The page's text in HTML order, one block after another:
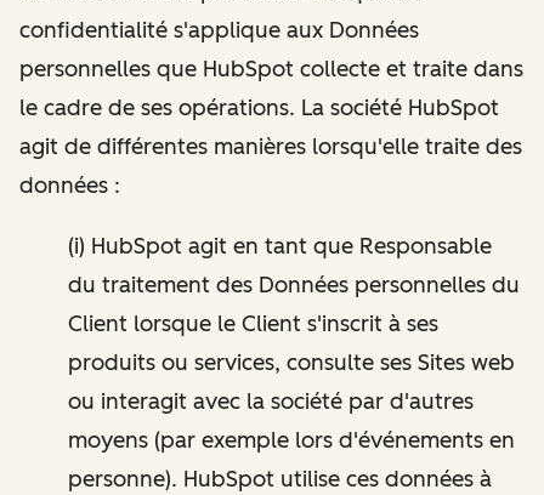
confidentialité s'applique aux Données
personnelles que HubSpot collecte et traite dans
le cadre de ses opérations. La société HubSpot
agit de différentes manières lorsqu'elle traite des
données :
(i) HubSpot agit en tant que Responsable
du traitement des Données personnelles du
Client lorsque le Client s'inscrit à ses
produits ou services, consulte ses Sites web
ou interagit avec la société par d'autres
moyens (par exemple lors d'événements en
personne). HubSpot utilise ces données à